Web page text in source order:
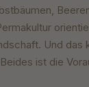
Und das
ist die